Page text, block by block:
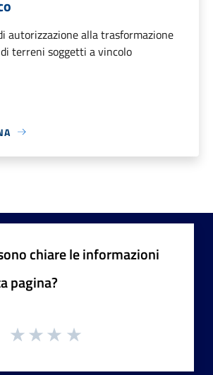
autorizzazione alla trasformazione
terreni soggetti a vincolo
chiare le informazioni
pagina?